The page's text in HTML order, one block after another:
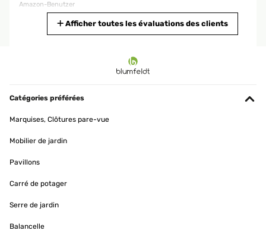
Amazon-Benutzer
möchte ich sagen, dass der Handtuchheizkörper sehr gut
verarbeitet ist. Er sieht nicht nur robust und stabil aus, sondern ist
dem Heizkörper aufhängen und sie trocknen schnell und effektiv.
die Handtücher nicht mehr im Trockner trocknen muss.Ein weiterer
installieren war. Das mitgelieferte Installationskit und die Anleitung
Wand zu befestigen. Ich bin wirklich kein Experte in Sachen
Heimwerken, aber ich habe es ohne Probleme geschafft.Was ich
platzsparend ist. Ich habe eine kleine Wohnung und war besorgt
der Fall. Der Heizkörper hat eine schlanke und elegante Form und
Afficher toutes les évaluations des clients
Catégories préférées
Marquises, Clôtures pare-vue
Mobilier de jardin
Pavillons
Carré de potager
Serre de jardin
Balancelle